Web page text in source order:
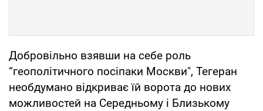
Добровільно взявши на себе роль
“геополітичного посіпаки Москви", Тегеран
необдумано відкриває їй ворота до нових
можливостей на Середньому і Близькому